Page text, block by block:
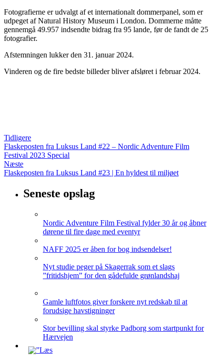
Fotografierne er udvalgt af et internationalt dommerpanel, som er
udpeget af Natural History Museum i London. Dommerne måtte
gennemgå 49.957 indsendte bidrag fra 95 lande, før de fandt de 25
fotografier.
Afstemningen lukker den 31. januar 2024.
Vinderen og de fire bedste billeder bliver afsløret i februar 2024.
Tidligere
Flaskeposten fra Luksus Land #22 – Nordic Adventure Film
Festival 2023 Special
Næste
Flaskeposten fra Luksus Land #23 | En hyldest til miljøet
Seneste opslag
Nordic Adventure Film Festival fylder 30 år og åbner
dørene til fire dage med eventyr
NAFF 2025 er åben for bog indsendelser!
Nyt studie peger på Skagerrak som et slags
”fritidshjem” for den gådefulde grønlandshaj
Gamle luftfotos giver forskere nyt redskab til at
forudsige havstigninger
Stor bevilling skal styrke Padborg som startpunkt for
Hærvejen